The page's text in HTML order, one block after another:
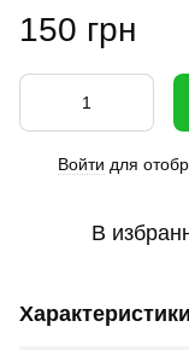
150 грн
Войти для
В
Характеристики